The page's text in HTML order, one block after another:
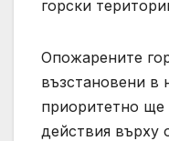
горски
Опожарените
възстановени в
приоритетно
действия върху